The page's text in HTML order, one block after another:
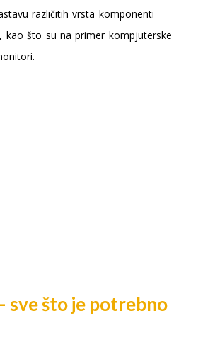
različitih vrsta komponenti
kao što su na primer kompjuterske
sve što je potrebno